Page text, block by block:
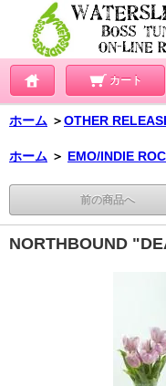
カート
ホーム ＞OTHER
ホーム ＞ EMO/INDIE
前の商品へ
NORTHBOUND